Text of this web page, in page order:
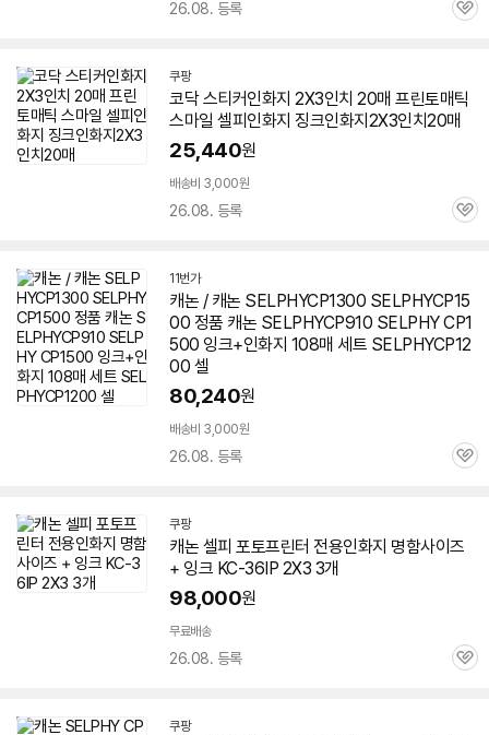
26.08. 등록
관
쿠팡
코닥 스티커인화지 2X3인치 20매 프린토매틱
스마일 셀피인화지 징크인화지2X3인치20매
25,440원
배송비 3,000원
26.08. 등록
관
11번가
캐논 / 캐논 SELPHYCP1300 SELPHYCP15
00 정품 캐논 SELPHYCP910 SELPHY CP1
500 잉크+인화지 108매 세트 SELPHYCP12
00 셀
80,240원
배송비 3,000원
26.08. 등록
관
쿠팡
캐논 셀피 포토프린터 전용인화지 명함사이즈
+ 잉크 KC-36IP 2X3 3개
98,000원
무료배송
26.08. 등록
관
쿠팡